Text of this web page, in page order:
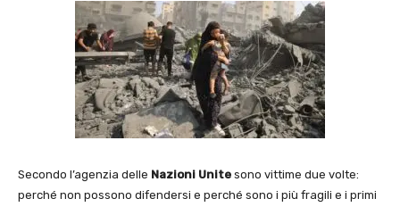
Secondo l’agenzia delle Nazioni Unite sono vittime due volte:
perché non possono difendersi e perché sono i più fragili e i primi